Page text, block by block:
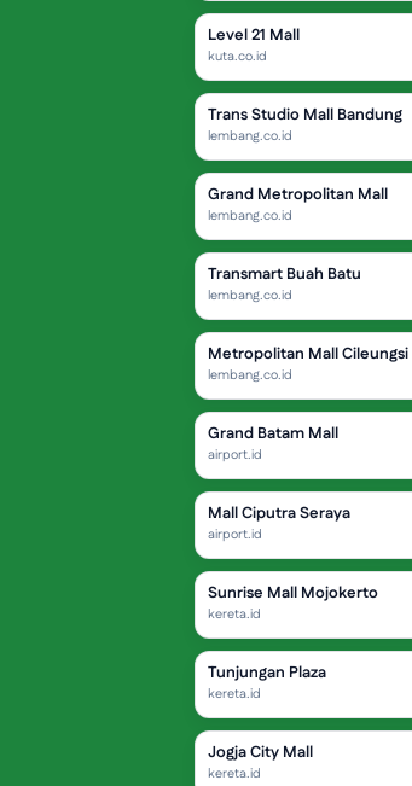
Level 21 Mall
kuta.co.id
Trans Studio Mall Bandung
lembang.co.id
Grand Metropolitan Mall
lembang.co.id
Transmart Buah Batu
lembang.co.id
Metropolitan Mall Cileungsi
lembang.co.id
Grand Batam Mall
airport.id
Mall Ciputra Seraya
airport.id
Sunrise Mall Mojokerto
kereta.id
Tunjungan Plaza
kereta.id
Jogja City Mall
kereta.id